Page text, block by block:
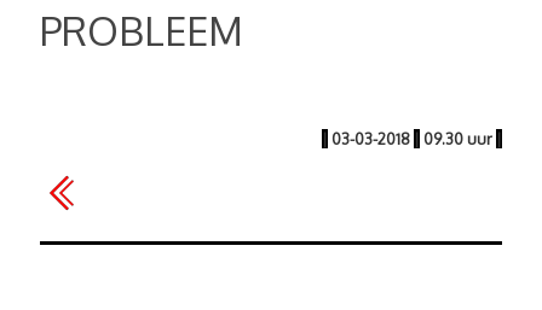
PROBLEEM
| 03-03-2018 | 09.30 uur |